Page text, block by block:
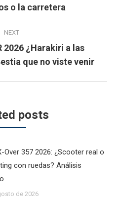
post:
o la carretera
NEXT
Next
post:
2026 ¿Harakiri a las
que no viste venir
posts
Over 357 2026: ¿Scooter real o
con ruedas? Análisis
de 2026